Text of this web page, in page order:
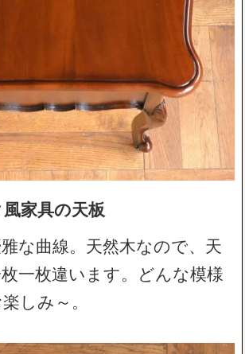
家具の天板
な曲線。天然木なので、天
一枚違います。どんな模様
しみ～。